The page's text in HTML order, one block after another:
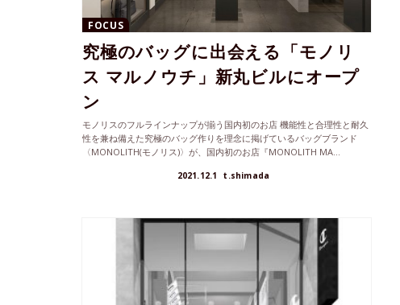
FOCUS
究極のバッグに出会える「モノリ
ス マルノウチ」新丸ビルにオープ
ン
モノリスのフルラインナップが揃う国内初のお店 機能性と合理性と耐久
性を兼ね備えた究極のバッグ作りを理念に掲げているバッグブランド
〈MONOLITH(モノリス)〉が、国内初のお店『MONOLITH MA...
2021.12.1 t.shimada